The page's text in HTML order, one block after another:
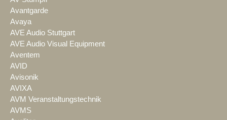
Avantgarde
Avaya
AVE Audio Stuttgart
AVE Audio Visual Equipment
Aventem
AVID
Avisonik
AVIXA
AVM Veranstaltungstechnik
AVMS